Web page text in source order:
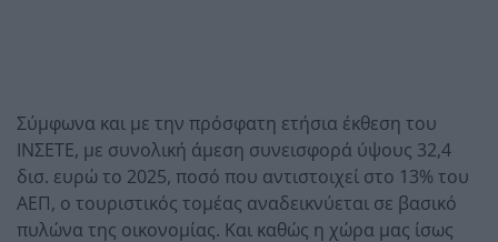
Σύμφωνα και με την πρόσφατη ετήσια έκθεση του
ΙΝΣΕΤΕ, με συνολική άμεση συνεισφορά ύψους 32,4
δισ. ευρώ το 2025, ποσό που αντιστοιχεί στο 13% του
ΑΕΠ, ο τουριστικός τομέας αναδεικνύεται σε βασικό
πυλώνα της οικονομίας. Και καθώς η χώρα μας ίσως